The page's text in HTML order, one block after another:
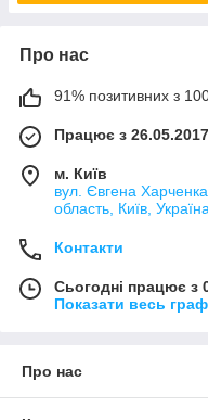
Про нас
91% позитивних з
Працює з 26.05.2017
м. Київ
вул. Євгена
область, Київ, Україна
Контакти
Сьогодні працює з
Показати весь
Про нас